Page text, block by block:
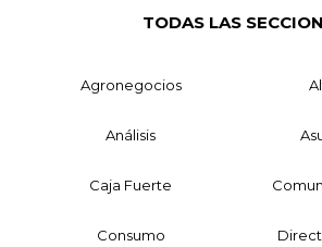
TODAS LAS
Agronegocios
Análisis
Caja Fuerte
Consumo